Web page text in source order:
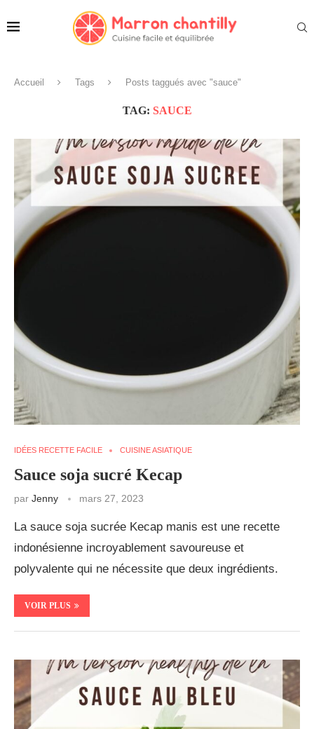
Accueil Tags Posts taggués avec "sauce"
TAG: SAUCE
IDÉES RECETTE FACILE CUISINE ASIATIQUE
Sauce soja sucré Kecap
par Jenny mars 27, 2023
La sauce soja sucrée Kecap manis est une recette
indonésienne incroyablement savoureuse et
polyvalente qui ne nécessite que deux ingrédients.
VOIR PLUS